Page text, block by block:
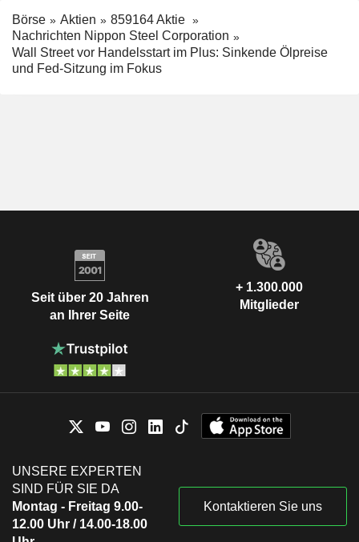
Börse Aktien
859164 Aktie
Nachrichten Nippon Steel Corporation
Wall Street vor Handelsstart im Plus: Sinkende Ölpreise
und Fed-Sitzung im Fokus
Seit über 20 Jahren
an Ihrer Seite
+ 1.300.000
Mitglieder
UNSERE EXPERTEN
SIND FÜR SIE DA
Montag - Freitag 9.00-
12.00 Uhr / 14.00-18.00
Kontaktieren Sie uns